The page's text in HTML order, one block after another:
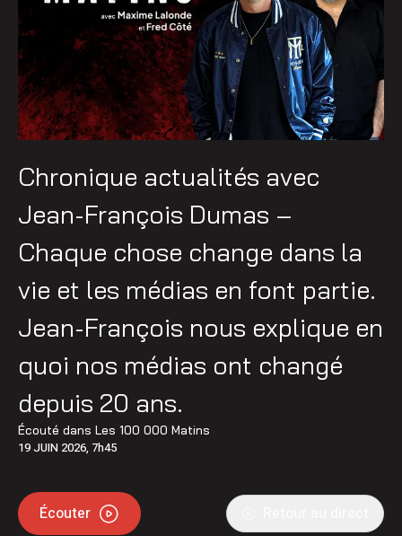
Chronique actualités avec
Jean-François Dumas –
Chaque chose change dans la
vie et les médias en font partie.
Jean-François nous explique en
quoi nos médias ont changé
depuis 20 ans.
Écouté dans Les 100 000 Matins
19 JUIN 2026, 7h45
Écouter